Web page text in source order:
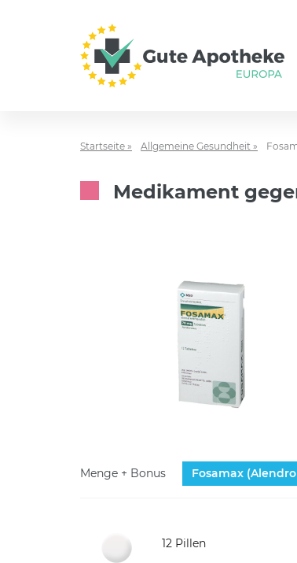
Startseite » Allgemeine Gesundheit »
Medikament
Menge + Bonus
Fosamax
12 Pillen